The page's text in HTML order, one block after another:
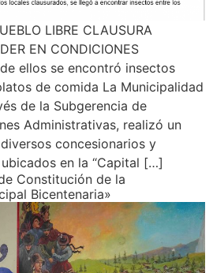
LIBRE CLAUSURA
EN CONDICIONES
de ellos se encontró insectos
de comida La Municipalidad
de la Subgerencia de
Administrativas, realizó un
concesionarios y
en la “Capital […]
Constitución de la
Bicentenaria»